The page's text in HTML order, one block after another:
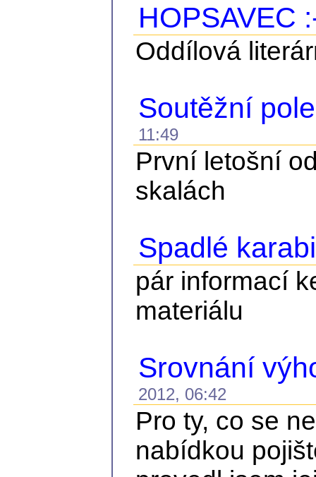
HOPSAVEC
Oddílová
Soutěžní
11:49
První letošní
skalách
Spadlé
pár informací
materiálu
Srovnání
2012, 06:42
Pro ty, co se
nabídkou